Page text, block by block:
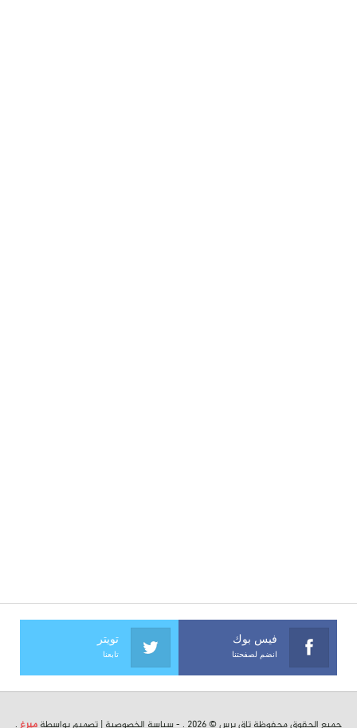
فيس بوك
انضم لصفحتنا
تويتر
تابعنا
جميع الحقوق محفوظة تاق برس © 2026 . - سياسة الخصوصية | تصميم بواسطة ميرغ .